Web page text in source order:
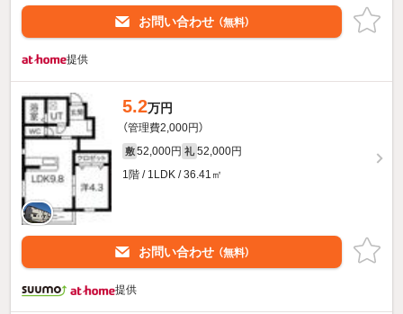
お問い合わせ （無料）
提供
5.2万円
（管理費2,000円）
敷 52,000円 礼 52,000円
1階 / 1LDK / 36.41㎡
お問い合わせ （無料）
提供